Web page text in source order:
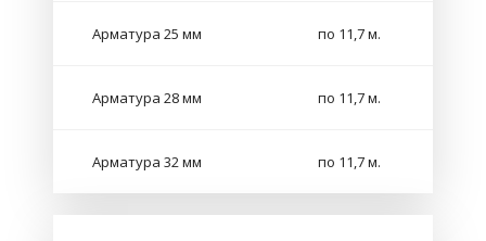
Арматура 25 мм по 11,7 м.
Арматура 28 мм по 11,7 м.
Арматура 32 мм по 11,7 м.